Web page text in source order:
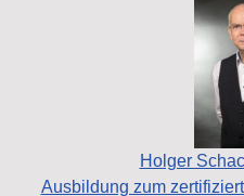
Holger
Ausbildung zum